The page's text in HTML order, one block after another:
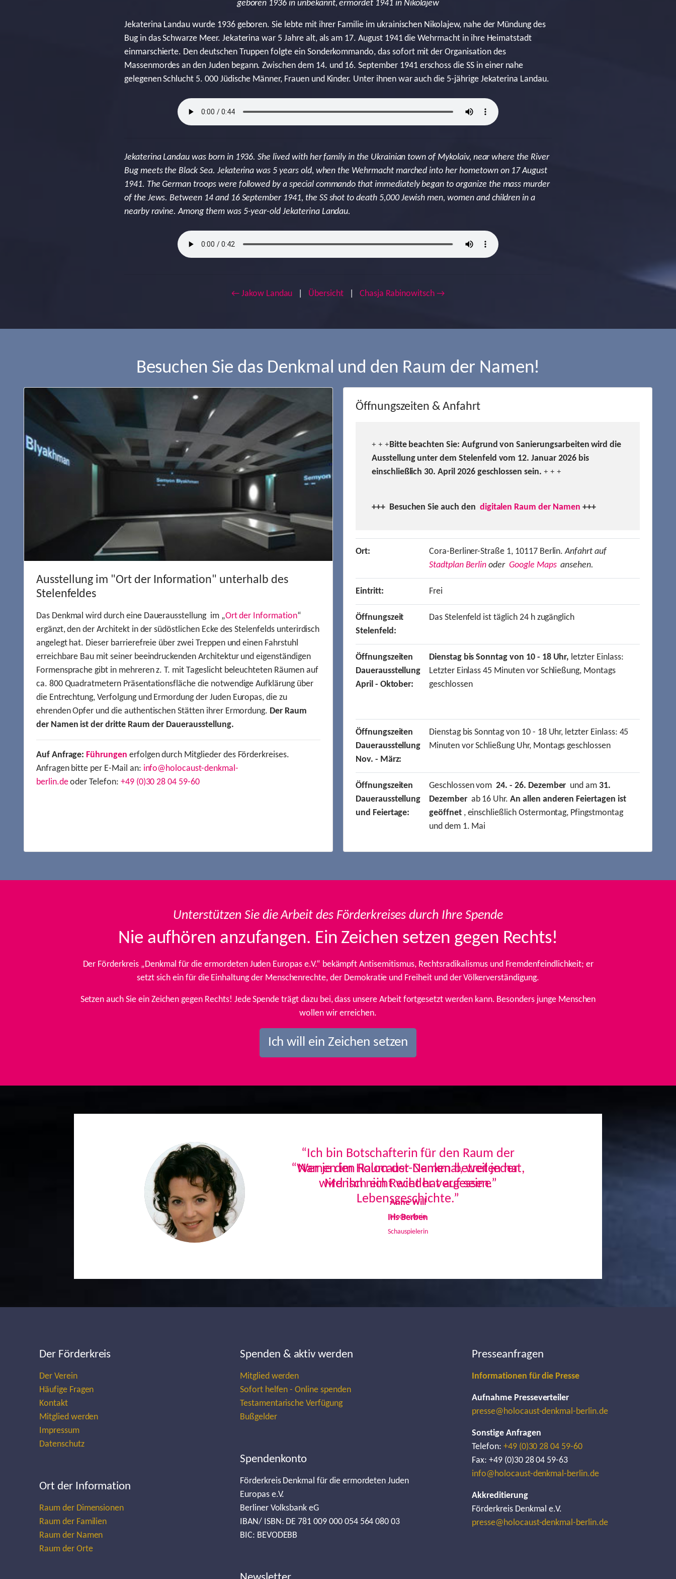
geboren 1936 in unbekannt, ermordet 1941 in Nikolajew
Jekaterina Landau wurde 1936 geboren. Sie lebte mit ihrer Familie im ukrainischen Nikolajew, nahe der Mündung des
Bug in das Schwarze Meer. Jekaterina war 5 Jahre alt, als am 17. August 1941 die Wehrmacht in ihre Heimatstadt
einmarschierte. Den deutschen Truppen folgte ein Sonderkommando, das sofort mit der Organisation des
Massenmordes an den Juden begann. Zwischen dem 14. und 16. September 1941 erschoss die SS in einer nahe
gelegenen Schlucht 5. 000 Jüdische Männer, Frauen und Kinder. Unter ihnen war auch die 5-jährige Jekaterina Landau.
Jekaterina Landau was born in 1936. She lived with her family in the Ukrainian town of Mykolaiv, near where the River
Bug meets the Black Sea. Jekaterina was 5 years old, when the Wehrmacht marched into her hometown on 17 August
1941. The German troops were followed by a special commando that immediately began to organize the mass murder
of the Jews. Between 14 and 16 September 1941, the SS shot to death 5,000 Jewish men, women and children in a
nearby ravine. Among them was 5-year-old Jekaterina Landau.
← Jakow Landau Übersicht Chasja Rabinowitsch →
Besuchen Sie das Denkmal und den Raum der Namen!
Ausstellung im "Ort der Information" unterhalb des
Stelenfeldes
Das Denkmal wird durch eine Dauerausstellung im „Ort der Information“
ergänzt, den der Architekt in der südöstlichen Ecke des Stelenfelds unterirdisch
angelegt hat. Dieser barrierefreie über zwei Treppen und einen Fahrstuhl
erreichbare Bau mit seiner beeindruckenden Architektur und eigenständigen
Formensprache gibt in mehreren z. T. mit Tageslicht beleuchteten Räumen auf
ca. 800 Quadratmetern Präsentationsfläche die notwendige Aufklärung über
die Entrechtung, Verfolgung und Ermordung der Juden Europas, die zu
ehrenden Opfer und die authentischen Stätten ihrer Ermordung. Der Raum
der Namen ist der dritte Raum der Dauerausstellung.
Auf Anfrage: Führungen erfolgen durch Mitglieder des Förderkreises.
Anfragen bitte per E-Mail an: info@holocaust-denkmal-
berlin.deoder Telefon: +49 (0)30 28 04 59-60
Öffnungszeiten & Anfahrt
+ + +Bitte beachten Sie: Aufgrund von Sanierungsarbeiten wird die
Ausstellung unter dem Stelenfeld vom 12. Januar 2026 bis
einschließlich 30. April 2026 geschlossen sein. + + +
+++ Besuchen Sie auch den digitalen Raum der Namen +++
Ort: Cora-Berliner-Straße 1, 10117 Berlin.Anfahrt auf
Stadtplan Berlin oder Google Mapsansehen.
Eintritt: Frei
Öffnungszeit
Stelenfeld:
Das Stelenfeld ist täglich 24 h zugänglich
Öffnungszeiten
Dauerausstellung
April - Oktober:
Dienstag bis Sonntag von 10 - 18 Uhr, letzter Einlass:
Letzter Einlass 45 Minuten vor Schließung, Montags
geschlossen
Öffnungszeiten
Dauerausstellung
Nov. - März:
Dienstag bis Sonntag von 10 - 18 Uhr, letzter Einlass: 45
Minuten vor Schließung Uhr, Montags geschlossen
Öffnungszeiten
Dauerausstellung
und Feiertage:
Geschlossen vom24. - 26. Dezember und am31.
Dezemberab 16 Uhr.An allen anderen Feiertagen ist
geöffnet, einschließlich Ostermontag, Pfingstmontag
und dem 1. Mai
Unterstützen Sie die Arbeit des Förderkreises durch Ihre Spende
Nie aufhören anzufangen. Ein Zeichen setzen gegen Rechts!
Der Förderkreis „Denkmal für die ermordeten Juden Europas e.V.“ bekämpft Antisemitismus, Rechtsradikalismus und Fremdenfeindlichkeit; er
setzt sich ein für die Einhaltung der Menschenrechte, der Demokratie und Freiheit und der Völkerverständigung.
Setzen auch Sie ein Zeichen gegen Rechts! Jede Spende trägt dazu bei, dass unsere Arbeit fortgesetzt werden kann. Besonders junge Menschen
wollen wir erreichen.
Ich will ein Zeichen setzen
“Ich bin Botschafterin für den Raum der
Namen im Holocaust-Denkmal, weil jeder
Mensch ein Recht hat auf seine
Lebensgeschichte.”
Iris Berben
Schauspielerin
Previous
Der Förderkreis
Der Verein
Häufige Fragen
Kontakt
Mitglied werden
Impressum
Datenschutz
Ort der Information
Raum der Dimensionen
Raum der Familien
Raum der Namen
Raum der Orte
Spenden & aktiv werden
Mitglied werden
Sofort helfen - Online spenden
Testamentarische Verfügung
Bußgelder
Spendenkonto
Förderkreis Denkmal für die ermordeten Juden
Europas e.V.
Berliner Volksbank eG
IBAN/ ISBN: DE 781 009 000 054 564 080 03
BIC: BEVODEBB
Presseanfragen
Informationen für die Presse
Aufnahme Presseverteiler
presse@holocaust-denkmal-berlin.de
Sonstige Anfragen
Telefon: +49 (0)30 28 04 59-60
Fax: +49 (0)30 28 04 59-63
info@holocaust-denkmal-berlin.de
Akkreditierung
Förderkreis Denkmal e.V.
presse@holocaust-denkmal-berlin.de